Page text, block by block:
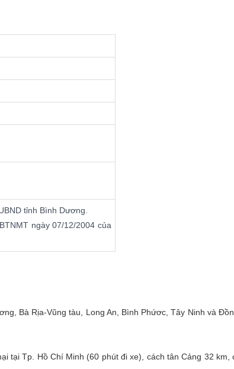
tỉnh Bình Dương.
ngày 07/12/2004 của
Bà Rịa-Vũng tàu, Long An, Bình Phứơc, Tây Ninh và
Tp. Hồ Chí Minh (60 phút đi xe), cách tân Cảng 32